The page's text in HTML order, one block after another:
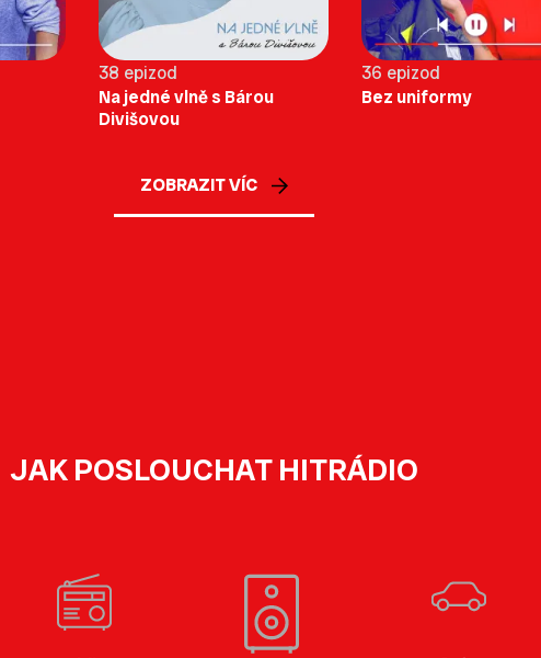
38 epizod
Na jedné vlně s Bárou
Divišovou
36 epizod
Bez uniformy
ZOBRAZIT VÍC
JAK POSLOUCHAT HITRÁDIO